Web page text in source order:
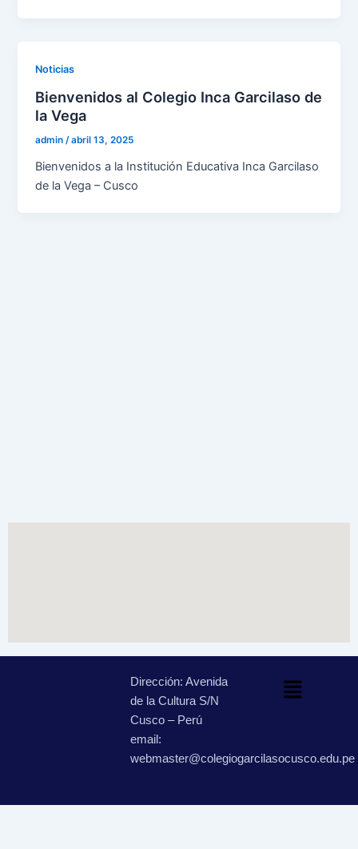
Noticias
Bienvenidos al Colegio Inca Garcilaso de
la Vega
admin/abril 13, 2025
Bienvenidos a la Institución Educativa Inca Garcilaso
de la Vega – Cusco
Dirección: Avenida
de la Cultura S/N
Cusco – Perú
email:
webmaster@colegiogarcilasocusco.edu.pe
Menú